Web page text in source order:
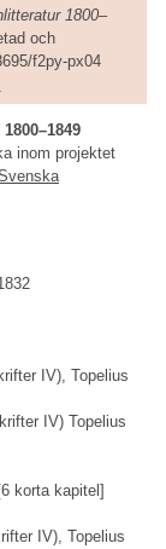
1800–
och
f2py-px04
inom projektet
IV), Topelius
IV) Topelius
korta kapitel]
IV), Topelius